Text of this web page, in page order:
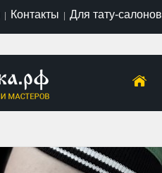
Контакты Для тату-салонов